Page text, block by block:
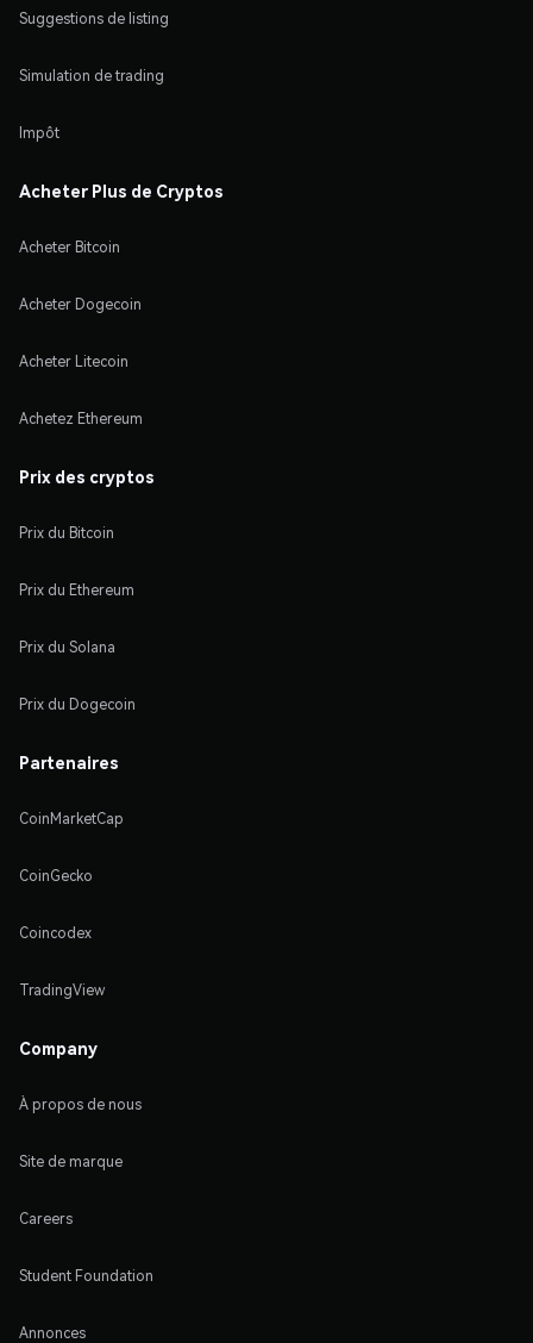
Suggestions de listing
Simulation de trading
Impôt
Acheter Plus de Cryptos
Acheter Bitcoin
Acheter Dogecoin
Acheter Litecoin
Achetez Ethereum
Prix des cryptos
Prix du Bitcoin
Prix du Ethereum
Prix du Solana
Prix du Dogecoin
Partenaires
CoinMarketCap
CoinGecko
Coincodex
TradingView
Company
À propos de nous
Site de marque
Careers
Student Foundation
Annonces